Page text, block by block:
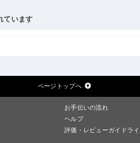
ています
ページトップへ
お手伝いの流れ
ヘルプ
評価・レビューガイドラ